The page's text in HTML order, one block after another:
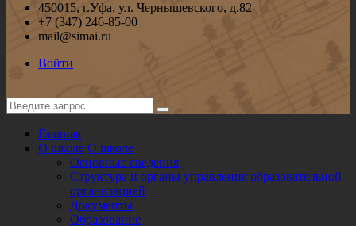
450015, г.Уфа, ул. Чернышевского, д.82
+7 (347) 246-85-00
mail@simai.ru
Войти
Главная
О школе О школе
Основные сведения
Структура и органы управления образовательной
организацией
Документы
Образование